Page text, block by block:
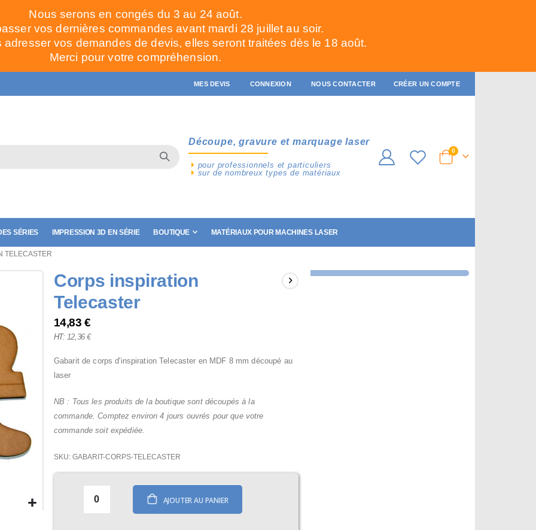
Nous serons en congés du 3 au 24 août.
vos dernières commandes avant mardi 28 juillet au soir.
vos demandes de devis, elles seront traitées dès le 18 août.
Merci pour votre compréhension.
MES DEVIS CONNEXION NOUS CONTACTER CRÉER UN COMPTE
Découpe, gravure et marquage laser
pour professionnels et particuliers
sur de nombreux types de matériaux
Cart
0articles
SÉRIES IMPRESSION 3D EN SÉRIE BOUTIQUE MATÉRIAUX POUR MACHINES LASER
TELECASTER
Corps inspiration
Telecaster
14,83 €
12,36 €
Gabarit de corps d'inspiration Telecaster en MDF 8 mm découpé au
laser
NB : Tous les produits de la boutique sont découpés à la
commande. Comptez environ 4 jours ouvrés pour que votre
commande soit expédiée.
SKU GABARIT-CORPS-TELECASTER
AJOUTER AU PANIER